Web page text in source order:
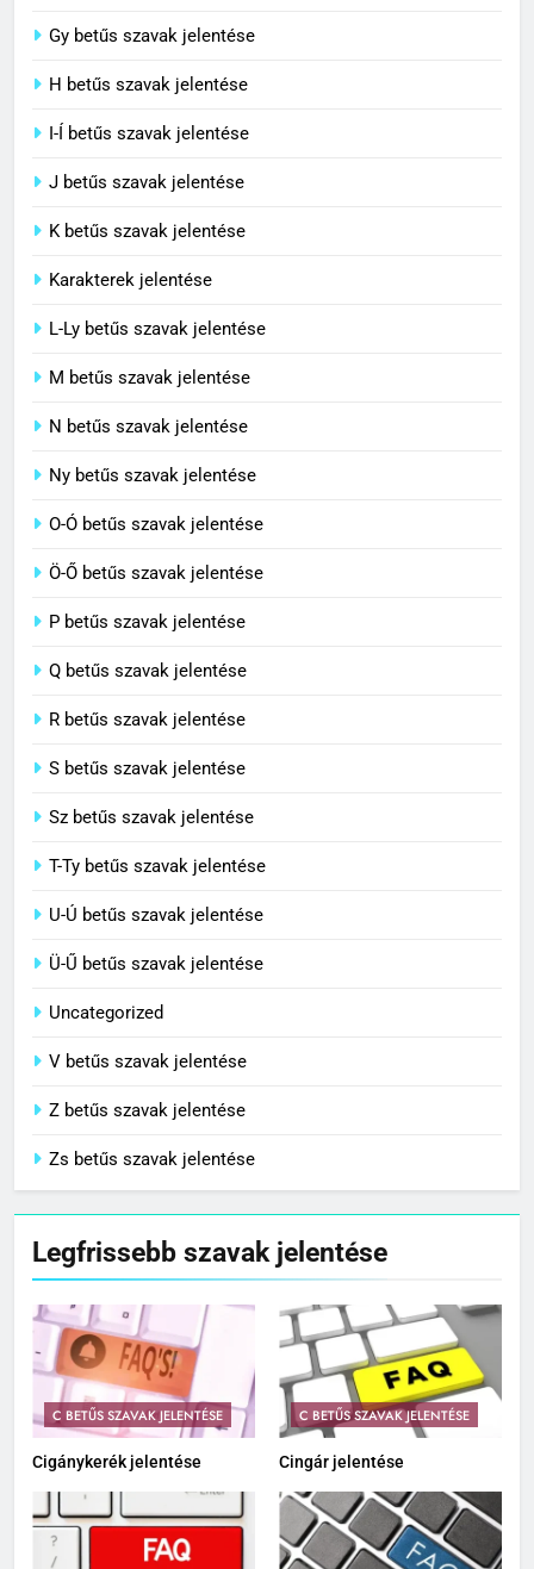
Contemporary jelentése
5
Célkitűzés jelentése
C BETŰS SZAVAK JELENTÉSE
C BETŰS SZAVAK JELENTÉSE
8
Centenárium jelentése
Gy betűs szavak jelentése
H betűs szavak jelentése
I-Í betűs szavak jelentése
J betűs szavak jelentése
K betűs szavak jelentése
Karakterek jelentése
L-Ly betűs szavak jelentése
M betűs szavak jelentése
N betűs szavak jelentése
Ny betűs szavak jelentése
O-Ó betűs szavak jelentése
Ö-Ő betűs szavak jelentése
P betűs szavak jelentése
Q betűs szavak jelentése
R betűs szavak jelentése
S betűs szavak jelentése
Sz betűs szavak jelentése
T-Ty betűs szavak jelentése
U-Ú betűs szavak jelentése
Ü-Ű betűs szavak jelentése
Uncategorized
V betűs szavak jelentése
Z betűs szavak jelentése
Zs betűs szavak jelentése
Legfrissebb szavak jelentése
C BETŰS SZAVAK JELENTÉSE
Cigánykerék jelentése
C BETŰS SZAVAK JELENTÉSE
Cingár jelentése